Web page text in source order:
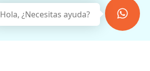
Hola, ¿Necesitas ayuda?